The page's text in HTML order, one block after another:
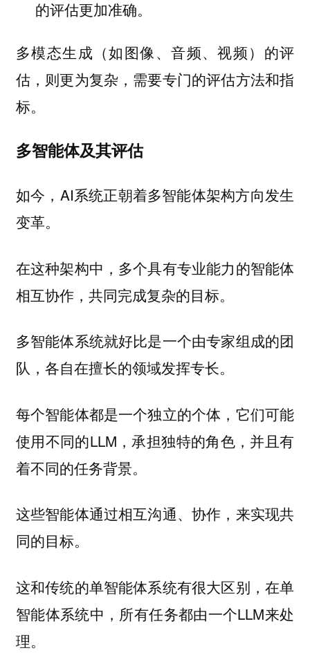
的评估更加准确。
多模态生成（如图像、音频、视频）的评
估，则更为复杂，需要专门的评估方法和指
标。
多智能体及其评估
如今，AI系统正朝着多智能体架构方向发生
变革。
在这种架构中，多个具有专业能力的智能体
相互协作，共同完成复杂的目标。
多智能体系统就好比是一个由专家组成的团
队，各自在擅长的领域发挥专长。
每个智能体都是一个独立的个体，它们可能
使用不同的LLM，承担独特的角色，并且有
着不同的任务背景。
这些智能体通过相互沟通、协作，来实现共
同的目标。
这和传统的单智能体系统有很大区别，在单
智能体系统中，所有任务都由一个LLM来处
理。